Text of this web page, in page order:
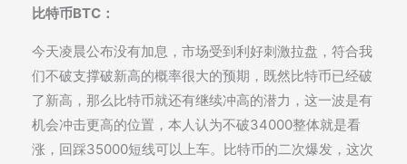
比特币BTC：
今天凌晨公布没有加息，市场受到利好刺激拉盘，符合我
们不破支撑破新高的概率很大的预期，既然比特币已经破
了新高，那么比特币就还有继续冲高的潜力，这一波是有
机会冲击更高的位置，本人认为不破34000整体就是看
涨，回踩35000短线可以上车。比特币的二次爆发，这次